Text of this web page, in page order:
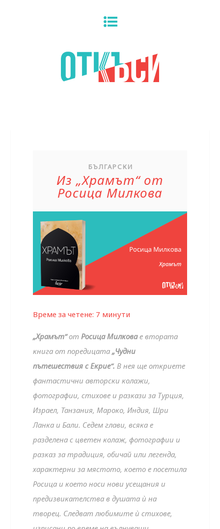
БЪЛГАРСКИ
Из „Храмът“ от
Росица Милкова
Време за четене: 7 минути
„Храмът“отРосица Милковае втората
книга от поредицата„Чудни
пътешествия с Екрие“. В нея ще откриете
фантастични авторски колажи,
фотографии, стихове и разкази за Турция,
Израел, Танзания, Мароко, Индия, Шри
Ланка и Бали. Седем глави, всяка е
разделена с цветен колаж, фотографии и
разказ за традиция, обичай или легенда,
характерни за мястото, което е посетила
Росица и което носи нови усещания и
предизвикателства в душата ѝ на
творец. Следват любимите ѝ стихове,